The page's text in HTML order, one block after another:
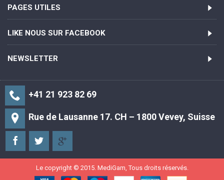
PAGES UTILES
LIKE NOUS SUR FACEBOOK
NEWSLETTER
+41 21 923 82 69
Rue de Lausanne 17. CH – 1800 Vevey, Suisse
Le copyright © 2015. MediGam, Tous droits réservés.